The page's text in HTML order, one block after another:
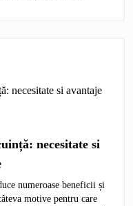
necesitate si
numeroase beneficii și
motive pentru care